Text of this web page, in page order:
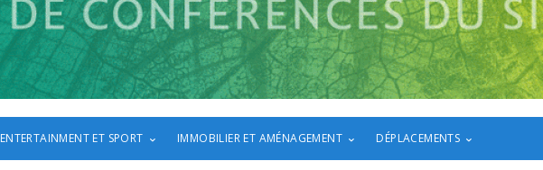
ENTERTAINMENT ET SPORT IMMOBILIER ET AMÉNAGEMENT DÉPLACEMENTS